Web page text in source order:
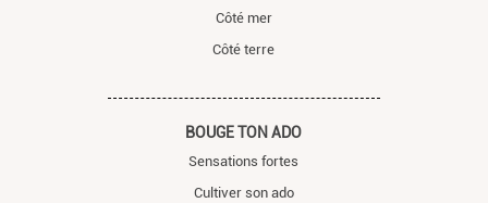
Côté mer
Côté terre
BOUGE TON ADO
Sensations fortes
Cultiver son ado